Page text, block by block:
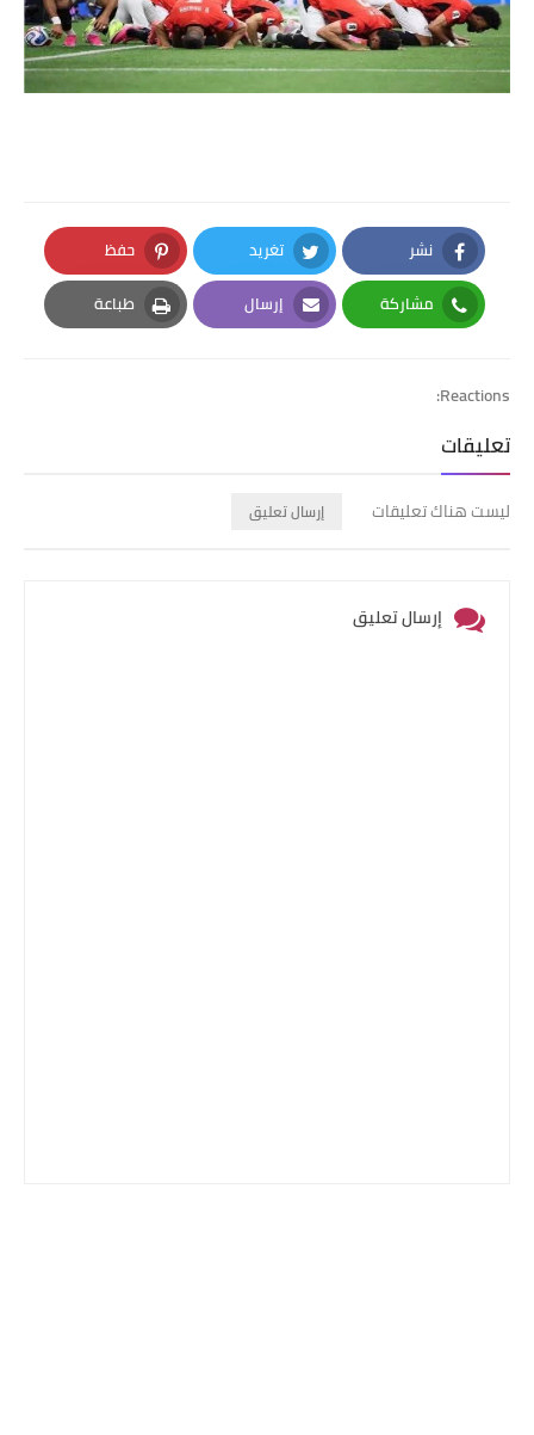
نشر
Facebook
تغريد
Twitter
حفظ
Pinterest
مشاركة
Whatsapp
إرسال
Email
طباعة
Print
Reactions:
تعليقات
ليست هناك تعليقات إرسال تعليق
إرسال تعليق